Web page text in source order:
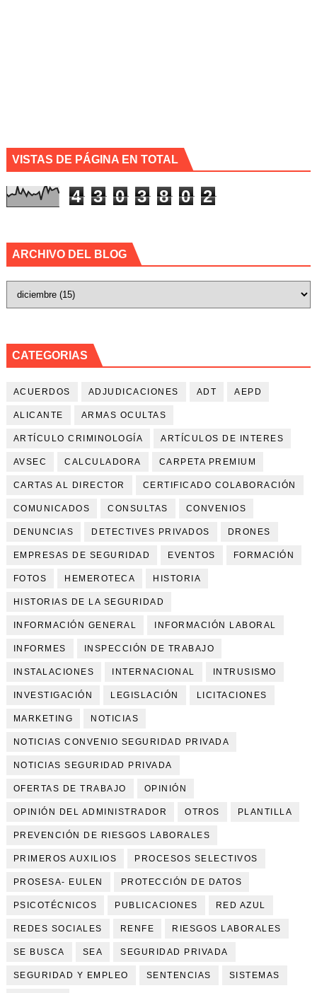
VISTAS DE PÁGINA EN TOTAL
4 3 0 3 8 0 2
ARCHIVO DEL BLOG
CATEGORIAS
ACUERDOS ADJUDICACIONES ADT AEPD
ALICANTE ARMAS OCULTAS
ARTÍCULO CRIMINOLOGÍA ARTÍCULOS DE INTERES
AVSEC CALCULADORA CARPETA PREMIUM
CARTAS AL DIRECTOR CERTIFICADO COLABORACIÓN
COMUNICADOS CONSULTAS CONVENIOS
DENUNCIAS DETECTIVES PRIVADOS DRONES
EMPRESAS DE SEGURIDAD EVENTOS FORMACIÓN
FOTOS HEMEROTECA HISTORIA
HISTORIAS DE LA SEGURIDAD
INFORMACIÓN GENERAL INFORMACIÓN LABORAL
INFORMES INSPECCIÓN DE TRABAJO
INSTALACIONES INTERNACIONAL INTRUSISMO
INVESTIGACIÓN LEGISLACIÓN LICITACIONES
MARKETING NOTICIAS
NOTICIAS CONVENIO SEGURIDAD PRIVADA
NOTICIAS SEGURIDAD PRIVADA
OFERTAS DE TRABAJO OPINIÓN
OPINIÓN DEL ADMINISTRADOR OTROS PLANTILLA
PREVENCIÓN DE RIESGOS LABORALES
PRIMEROS AUXILIOS PROCESOS SELECTIVOS
PROSESA- EULEN PROTECCIÓN DE DATOS
PSICOTÉCNICOS PUBLICACIONES RED AZUL
REDES SOCIALES RENFE RIESGOS LABORALES
SE BUSCA SEA SEGURIDAD PRIVADA
SEGURIDAD Y EMPLEO SENTENCIAS SISTEMAS